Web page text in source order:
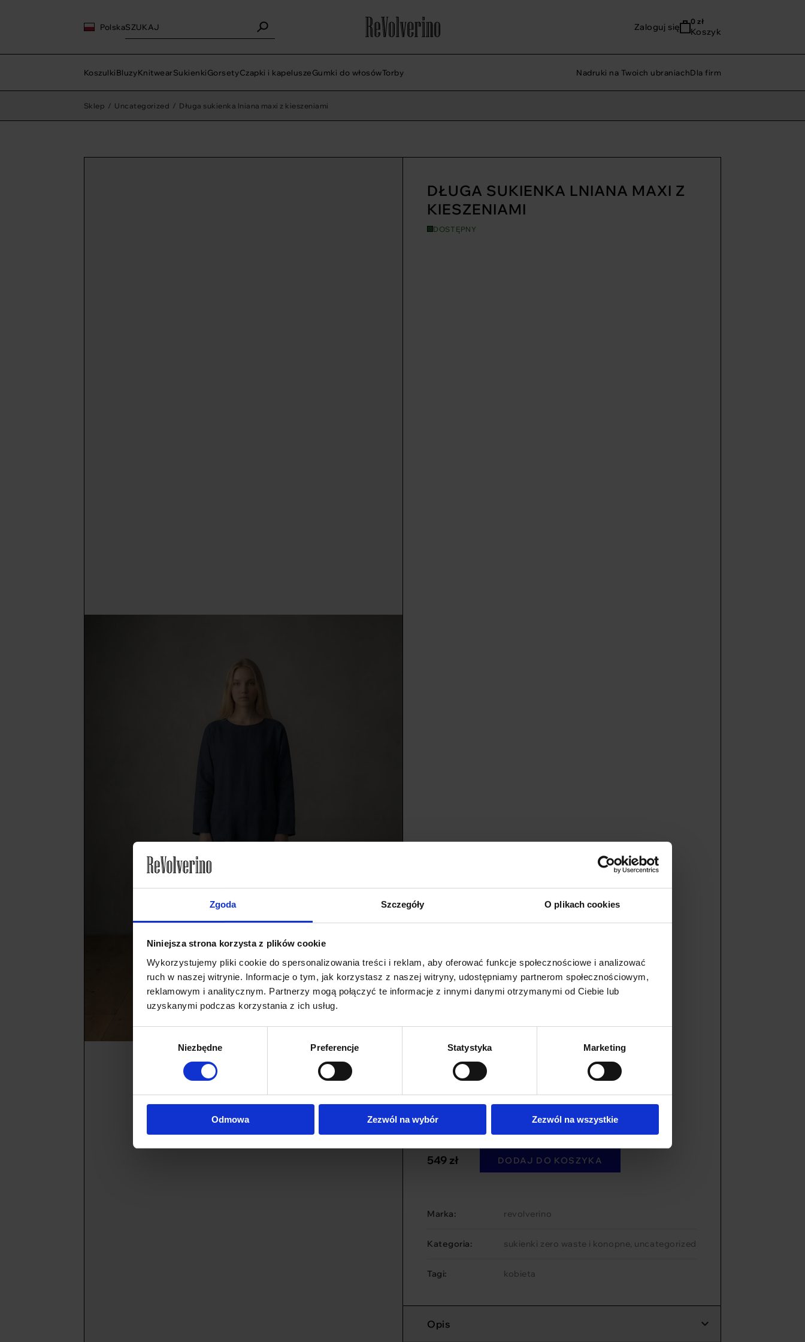
Zgoda Szczegóły O plikach cookies
Niniejsza strona korzysta z plików cookie
Wykorzystujemy pliki cookie do spersonalizowania treści i reklam, aby oferować funkcje społecznościowe i analizować
ruch w naszej witrynie. Informacje o tym, jak korzystasz z naszej witryny, udostępniamy partnerom społecznościowym,
reklamowym i analitycznym. Partnerzy mogą połączyć te informacje z innymi danymi otrzymanymi od Ciebie lub
uzyskanymi podczas korzystania z ich usług.
Niezbędne Preferencje Statystyka Marketing
Odmowa Zezwól na wybór Zezwól na wszystkie
Polska Zaloguj się
0 zł
Koszyk
KoszulkiBluzyKnitwearSukienkiGorsetyCzapki i kapeluszeGumki do włosówTorby Nadruki na Twoich ubraniachDla firm
Sklep / Uncategorized / Długa sukienka lniana maxi z kieszeniami
DŁUGA SUKIENKA LNIANA MAXI Z
KIESZENIAMI
DOSTĘPNY
549 zł
Kolor
Wybierz opcję
Rozmiar
Wybierz opcję
DODAJ DO KOSZYKA
Marka: revolverino
Kategoria: sukienki zero waste i konopne, uncategorized
Tagi: kobieta
Opis